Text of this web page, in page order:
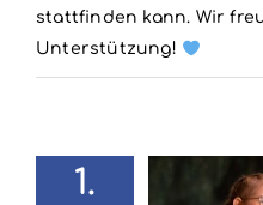
stattfinden kann. Wir
Unterstützung!
1.